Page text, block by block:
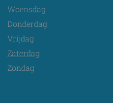
Woensdag
Donderdag
Vrijdag
Zaterdag
Zondag